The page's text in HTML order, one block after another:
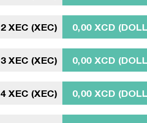
2 XEC (XEC) 0,00 XCD
3 XEC (XEC) 0,00 XCD
4 XEC (XEC) 0,00 XCD